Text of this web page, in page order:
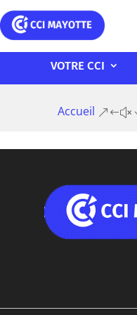
VOTRE CCI
Accueil